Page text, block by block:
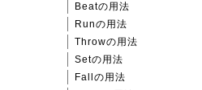
Beatの用法
Runの用法
Throwの用法
Setの用法
Fallの用法